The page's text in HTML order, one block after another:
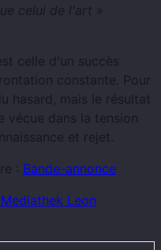
celui de l'art »
celle d'un succès
constante. Pour
hasard, mais le résultat
vécue dans la tension
et rejet.
: Bande-annonce
Leon